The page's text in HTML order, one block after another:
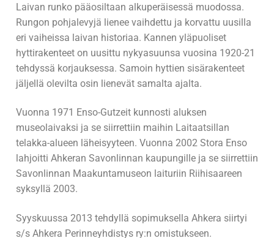
M/S Taavi
M/S Tapola
M/S Totti
M/S Virta
M/S Vuoksela
M/S Woima (1906)
Laivan runko pääosiltaan alkuperäisessä muodossa.
Rungon pohjalevyjä lienee vaihdettu ja korvattu uusilla
eri vaiheissa laivan historiaa. Kannen yläpuoliset
hyttirakenteet on uusittu nykyasuunsa vuosina 1920-21
tehdyssä korjauksessa. Samoin hyttien sisärakenteet
jäljellä olevilta osin lienevät samalta ajalta.
Vuonna 1971 Enso-Gutzeit kunnosti aluksen
museolaivaksi ja se siirrettiin maihin Laitaatsillan
telakka-alueen läheisyyteen. Vuonna 2002 Stora Enso
lahjoitti Ahkeran Savonlinnan kaupungille ja se siirrettiin
Savonlinnan Maakuntamuseon laituriin Riihisaareen
syksyllä 2003.
Syyskuussa 2013 tehdyllä sopimuksella Ahkera siirtyi
s/s Ahkera Perinneyhdistys ry:n omistukseen.